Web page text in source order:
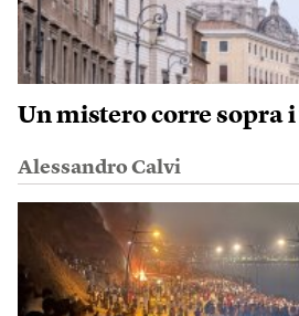
Un mistero corre sopra
Alessandro Calvi